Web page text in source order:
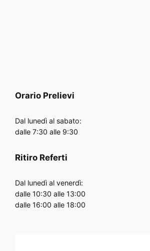
Orario Prelievi
Dal lunedì al sabato:
dalle 7:30 alle 9:30
Ritiro Referti
Dal lunedì al venerdì:
dalle 10:30 alle 13:00
dalle 16:00 alle 18:00